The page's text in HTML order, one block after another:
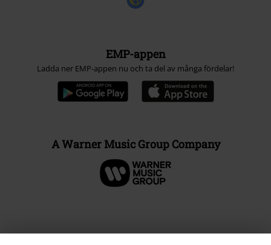
EMP-appen
Ladda ner EMP-appen nu och ta del av många fördelar!
A Warner Music Group Company